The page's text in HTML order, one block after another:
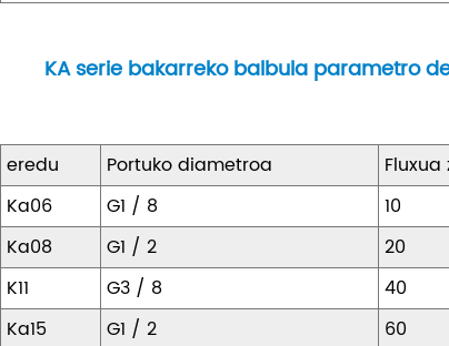
KA serie bakarreko balbula parametro
eredu Portuko diametroa
Ka06
G1 / 8
10
Ka08
G1 / 2
20
K11
G3 / 8
40
Ka15
G1 / 2
60